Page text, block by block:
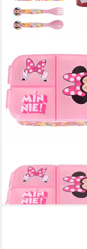
Lunchbox Disney Minnie
Maus 4 teiliges Lunch Set
19,90 €
in 5-6 Werktagen bei dir